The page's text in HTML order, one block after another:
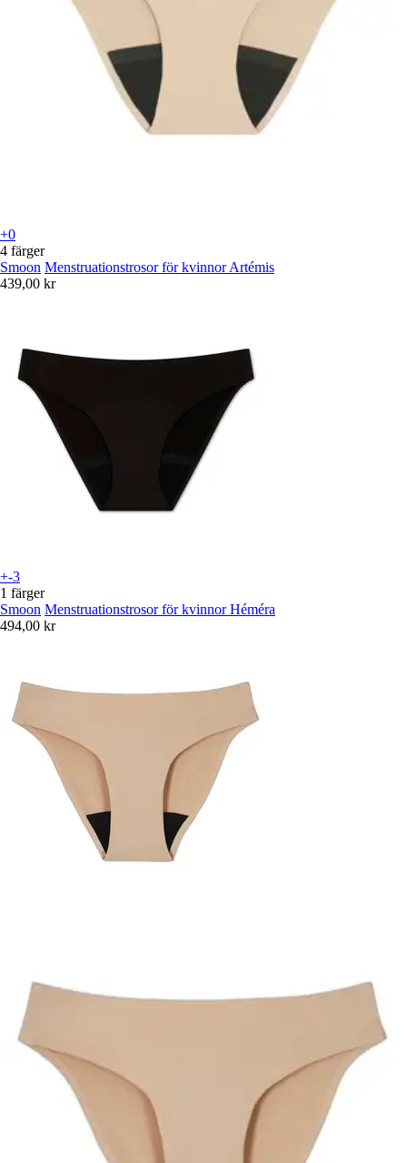
+0
4 färger
Smoon Menstruationstrosor för kvinnor Artémis
439,00 kr
+-3
1 färger
Smoon Menstruationstrosor för kvinnor Héméra
494,00 kr